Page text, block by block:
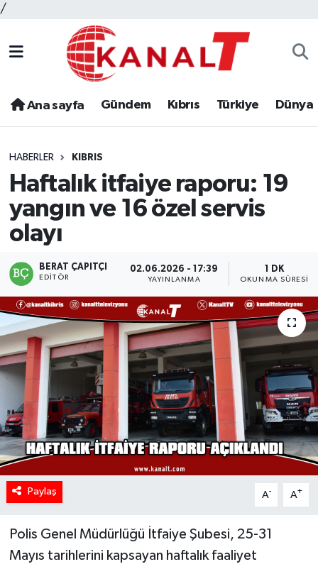
/
Ana sayfa Gündem Kıbrıs Türkiye Dünya
HABERLER KIBRIS
Haftalık itfaiye raporu: 19
yangın ve 16 özel servis
olayı
BERAT ÇAPITÇI
EDITÖR
02.06.2026 - 17:39
YAYINLANMA
1 DK
OKUNMA SÜRESI
Paylaş A- A+
Polis Genel Müdürlüğü İtfaiye Şubesi, 25-31
Mayıs tarihlerini kapsayan haftalık faaliyet